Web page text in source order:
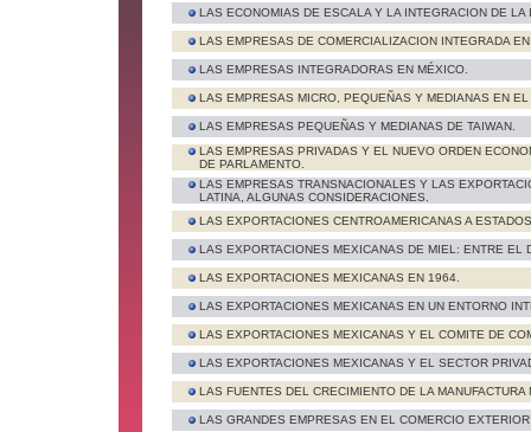
LAS ECONOMIAS DE ESCALA Y LA INTEGRACION DE LA
LAS EMPRESAS DE COMERCIALIZACION INTEGRADA
LAS EMPRESAS INTEGRADORAS EN MÉXICO.
LAS EMPRESAS MICRO, PEQUEÑAS Y MEDIANAS EN
LAS EMPRESAS PEQUEÑAS Y MEDIANAS DE TAIWAN.
LAS EMPRESAS PRIVADAS Y EL NUEVO ORDEN
DE PARLAMENTO.
LAS EMPRESAS TRANSNACIONALES Y LAS
LATINA, ALGUNAS CONSIDERACIONES.
LAS EXPORTACIONES CENTROAMERICANAS A
LAS EXPORTACIONES MEXICANAS DE MIEL: ENTRE EL
LAS EXPORTACIONES MEXICANAS EN 1964.
LAS EXPORTACIONES MEXICANAS EN UN ENTORNO
LAS EXPORTACIONES MEXICANAS Y EL COMITE DE
LAS EXPORTACIONES MEXICANAS Y EL SECTOR
LAS FUENTES DEL CRECIMIENTO DE LA MANUFACTURA
LAS GRANDES EMPRESAS EN EL COMERCIO